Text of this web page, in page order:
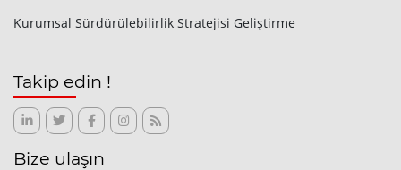
Kurumsal Sürdürülebilirlik Stratejisi Geliştirme
Takip edin !
Bize ulaşın